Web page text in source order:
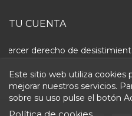
Este sitio web utiliza cookies
mejorar nuestros servicios.
sobre su uso pulse el botón
TU CUENTA
Ejercer derecho de